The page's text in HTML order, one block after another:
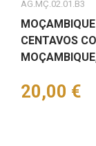
AG.MÇ.02.01.B3
CENTAVOS
Preço
20,00 €